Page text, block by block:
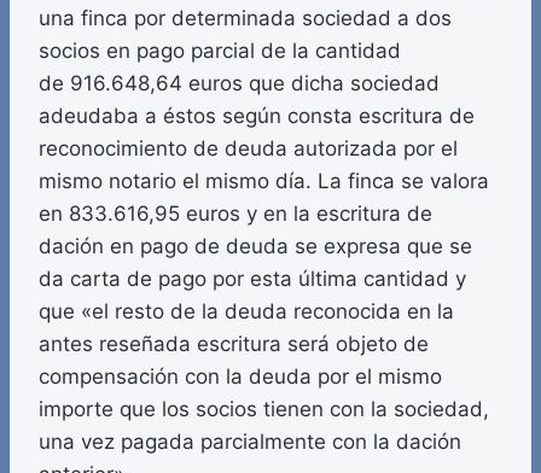
una finca por determinada sociedad a dos
socios en pago parcial de la cantidad
de 916.648,64 euros que dicha sociedad
adeudaba a éstos según consta escritura de
reconocimiento de deuda autorizada por el
mismo notario el mismo día. La finca se valora
en 833.616,95 euros y en la escritura de
dación en pago de deuda se expresa que se
da carta de pago por esta última cantidad y
que «el resto de la deuda reconocida en la
antes reseñada escritura será objeto de
compensación con la deuda por el mismo
importe que los socios tienen con la sociedad,
una vez pagada parcialmente con la dación